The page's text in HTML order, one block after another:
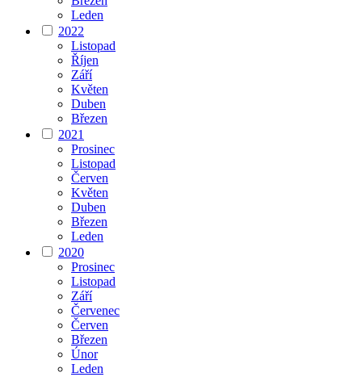
Leden
2022
Listopad
Říjen
Září
Květen
Duben
Březen
2021
Prosinec
Listopad
Červen
Květen
Duben
Březen
Leden
2020
Prosinec
Listopad
Září
Červenec
Červen
Březen
Únor
Leden